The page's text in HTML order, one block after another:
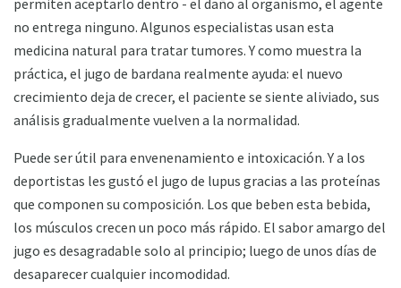
permiten aceptarlo dentro - el daño al organismo, el agente
no entrega ninguno. Algunos especialistas usan esta
medicina natural para tratar tumores. Y como muestra la
práctica, el jugo de bardana realmente ayuda: el nuevo
crecimiento deja de crecer, el paciente se siente aliviado, sus
análisis gradualmente vuelven a la normalidad.
Puede ser útil para envenenamiento e intoxicación. Y a los
deportistas les gustó el jugo de lupus gracias a las proteínas
que componen su composición. Los que beben esta bebida,
los músculos crecen un poco más rápido. El sabor amargo del
jugo es desagradable solo al principio; luego de unos días de
desaparecer cualquier incomodidad.